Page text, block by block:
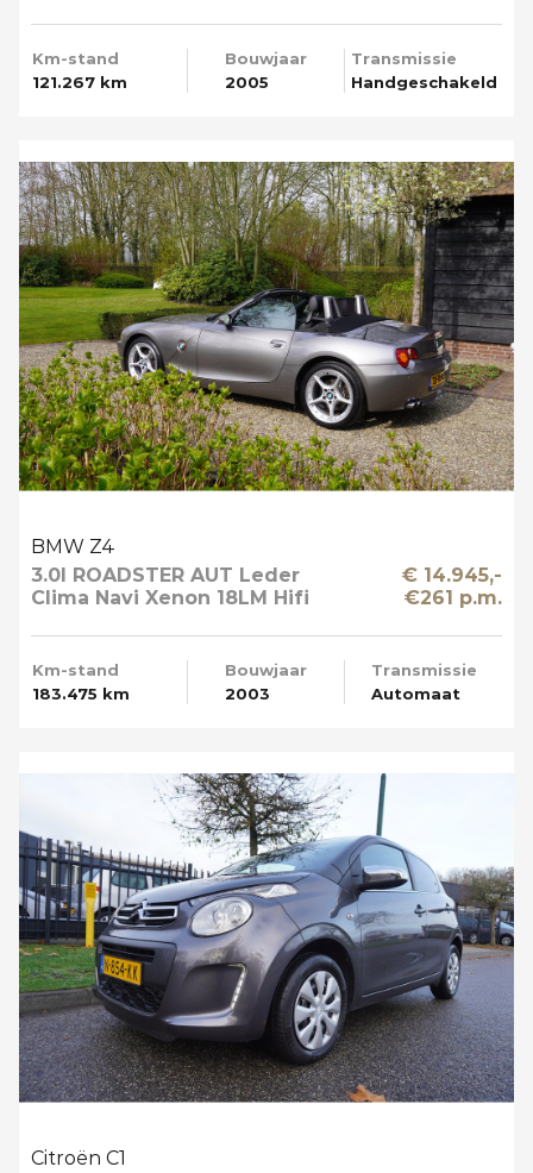
Km-stand
121.267 km
Bouwjaar
2005
Transmissie
Handgeschakeld
BMW Z4
3.0I ROADSTER AUT Leder
Clima Navi Xenon 18LM Hifi
€ 14.945,-
€261 p.m.
Km-stand
183.475 km
Bouwjaar
2003
Transmissie
Automaat
Citroën C1